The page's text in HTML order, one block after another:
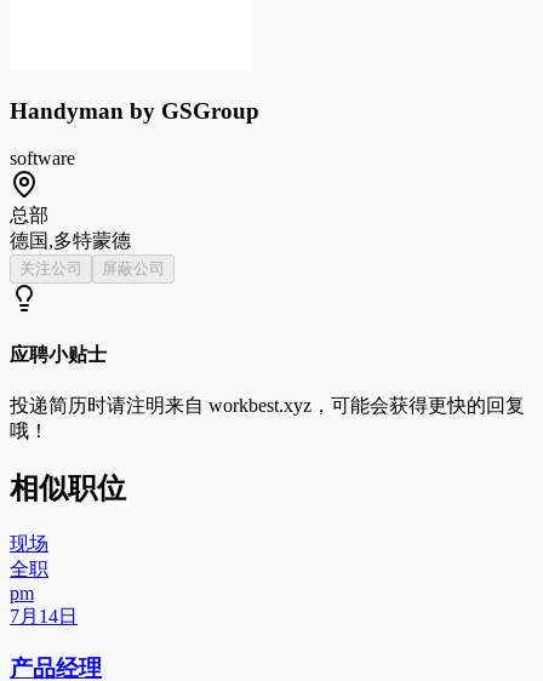
Handyman by GSGroup
software
总部
德国,多特蒙德
关注公司 屏蔽公司
应聘小贴士
投递简历时请注明来自 workbest.xyz ，可能会获得更快的回复
哦！
相似职位
现场
全职
pm
7月14日
产品经理